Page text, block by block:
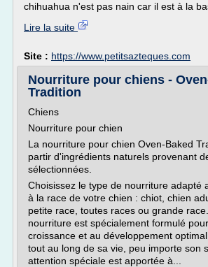
chihuahua n'est pas nain car il est à la
Lire la suite
Site : https://www.petitsazteques.com
Nourriture pour chiens -
Tradition
Chiens
Nourriture pour chien
La nourriture pour chien Oven-Baked
partir d'ingrédients naturels provenant
sélectionnées.
Choisissez le type de nourriture adapté
à la race de votre chien : chiot, chien
petite race, toutes races ou grande
nourriture est spécialement formulé
croissance et au développement
tout au long de sa vie, peu importe son
attention spéciale est apportée à...